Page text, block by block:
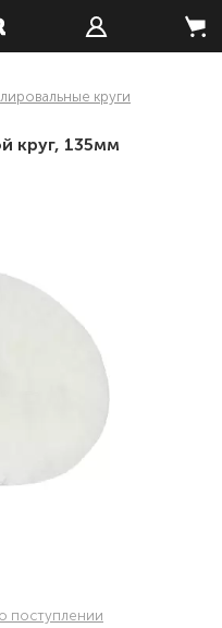
круги
круг, 135мм
поступлении